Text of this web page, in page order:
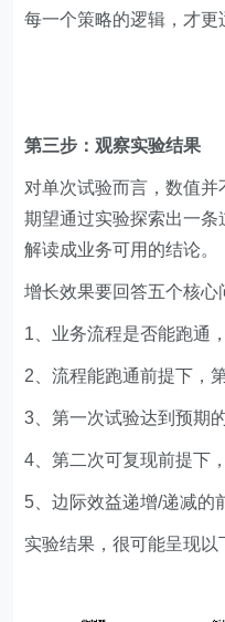
每一个策略的逻辑，才更
第三步：观察实验结果
对单次试验而言，数值
期望通过实验探索出一条
解读成业务可用的结论。
增长效果要回答五个核心
1、业务流程是否能跑通
2、流程能跑通前提下，
3、第一次试验达到预期
4、第二次可复现前提下
5、边际效益递增/递减的
实验结果，很可能呈现以